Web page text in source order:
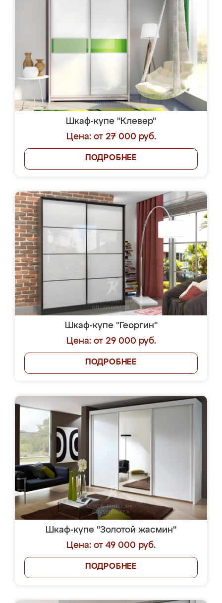
Шкаф-купе "Клевер"
Цена: от 27 000 руб.
ПОДРОБНЕЕ
Шкаф-купе "Георгин"
Цена: от 29 000 руб.
ПОДРОБНЕЕ
Шкаф-купе "Золотой жасмин"
Цена: от 49 000 руб.
ПОДРОБНЕЕ